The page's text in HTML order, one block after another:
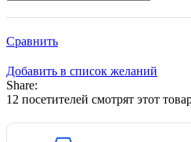
Сравнить
Добавить в список желаний
Share:
12 посетителей смотрят этот